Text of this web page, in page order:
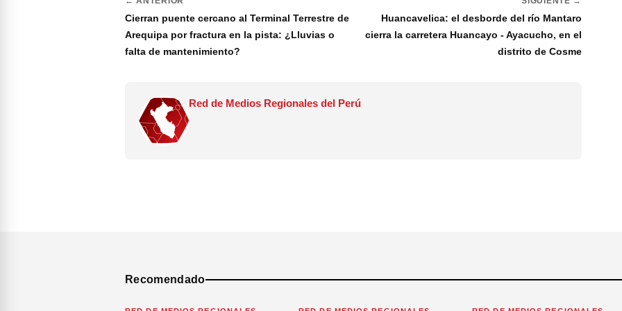
Cierran puente cercano al Terminal Terrestre de
Arequipa por fractura en la pista: ¿Lluvias o
falta de mantenimiento?
Huancavelica: el desborde del río Mantaro
cierra la carretera Huancayo - Ayacucho, en el
distrito de Cosme
Red de Medios Regionales del Perú
Recomendado